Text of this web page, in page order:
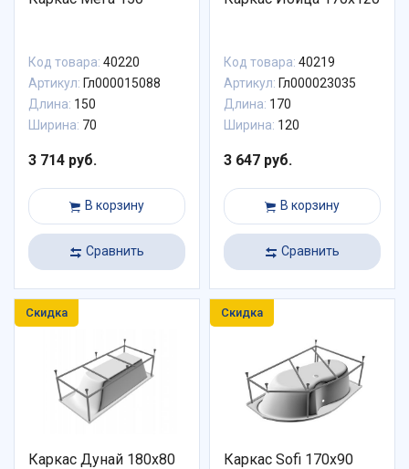
Код товара: 40220
Артикул: Гл000015088
Длина: 150
Ширина: 70
3 714 руб.
В корзину
Сравнить
Код товара: 40219
Артикул: Гл000023035
Длина: 170
Ширина: 120
3 647 руб.
В корзину
Сравнить
Скидка
Каркас Дунай 180х80
Скидка
Каркас Sofi 170х90